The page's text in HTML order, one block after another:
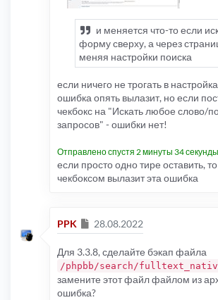
и меняется что-то если
форму сверху, а через
меняя настройки поиска
если ничего не трогать в
ошибка опять вылазит, но если
чекбокс на "Искать любое слово/
запросов" - ошибки нет!
Отправлено спустя 2 минуты 34
если просто одно тире оставить,
чекбоксом вылазит эта ошибка
PPK Сообщение
28.08.2022
Для 3.3.8, сделайте бэкап файла
/phpbb/search/
замените этот файл файлом из
ошибка?